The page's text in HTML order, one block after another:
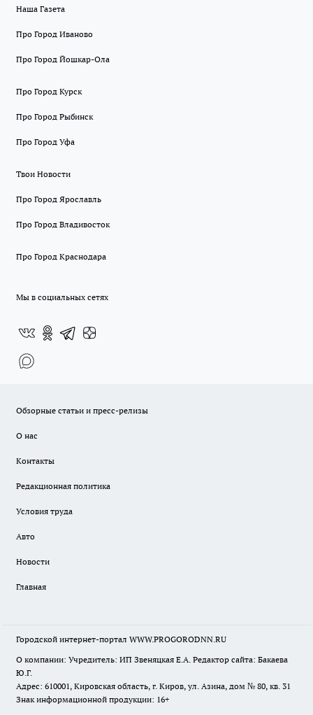
Наша Газета
Про Город Иваново
Про Город Йошкар-Ола
Про Город Курск
Про Город Рыбинск
Про Город Уфа
Твои Новости
Про Город Ярославль
Про Город Владивосток
Про Город Краснодара
Мы в социальных сетях
Обзорные статьи и пресс-релизы
О нас
Контакты
Редакционная политика
Условия труда
Авто
Новости
Главная
Городской интернет-портал WWW.PROGORODNN.RU
О компании: Учредитель: ИП Звеняцкая Е.А. Редактор сайта: Бакаева
Ю.Г.
Адрес: 610001, Кировская область, г. Киров, ул. Азина, дом № 80, кв. 31
Знак информационной продукции: 16+